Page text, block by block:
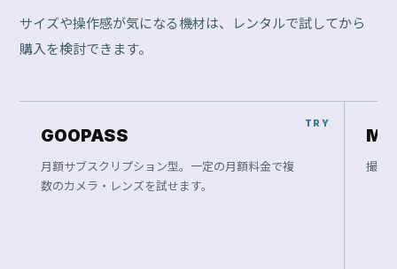
サイズや操作感が気になる機材は、レンタルで試してから
購入を検討できます。
GOOPASS
月額サブスクリプション型。一定の月額料金で複
数のカメラ・レンズを試せます。
撮影